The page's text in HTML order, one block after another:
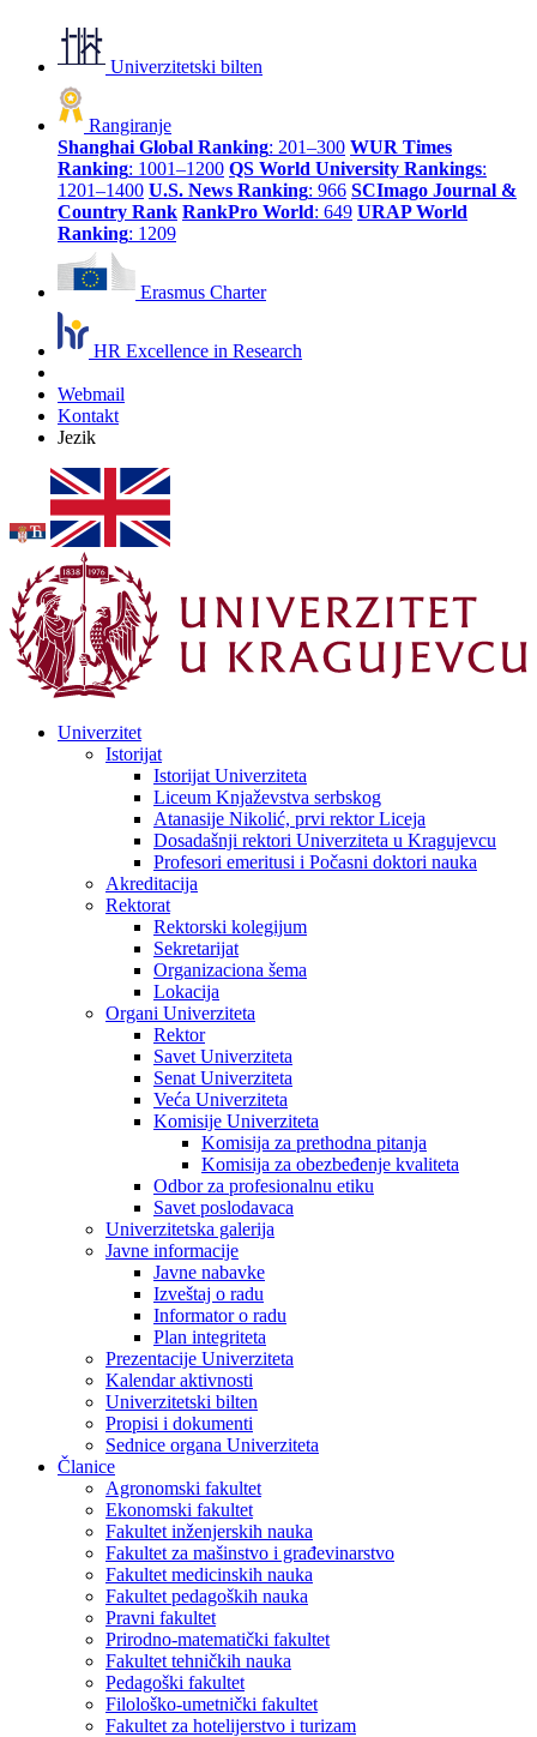
Univerzitetski bilten
Rangiranje
Shanghai Global Ranking: 201–300 WUR Times
Ranking: 1001–1200 QS World University Rankings:
1201–1400 U.S. News Ranking: 966 SCImago Journal &
Country Rank RankPro World: 649 URAP World
Ranking: 1209
Erasmus Charter
HR Excellence in Research
Webmail
Kontakt
Jezik
Univerzitet
Istorijat
Istorijat Univerziteta
Liceum Knjaževstva serbskog
Atanasije Nikolić, prvi rektor Liceja
Dosadašnji rektori Univerziteta u Kragujevcu
Profesori emeritusi i Počasni doktori nauka
Akreditacija
Rektorat
Rektorski kolegijum
Sekretarijat
Organizaciona šema
Lokacija
Organi Univerziteta
Rektor
Savet Univerziteta
Senat Univerziteta
Veća Univerziteta
Komisije Univerziteta
Komisija za prethodna pitanja
Komisija za obezbeđenje kvaliteta
Odbor za profesionalnu etiku
Savet poslodavaca
Univerzitetska galerija
Javne informacije
Javne nabavke
Izveštaj o radu
Informator o radu
Plan integriteta
Prezentacije Univerziteta
Kalendar aktivnosti
Univerzitetski bilten
Propisi i dokumenti
Sednice organa Univerziteta
Članice
Agronomski fakultet
Ekonomski fakultet
Fakultet inženjerskih nauka
Fakultet za mašinstvo i građevinarstvo
Fakultet medicinskih nauka
Fakultet pedagoških nauka
Pravni fakultet
Prirodno-matematički fakultet
Fakultet tehničkih nauka
Pedagoški fakultet
Filološko-umetnički fakultet
Fakultet za hotelijerstvo i turizam